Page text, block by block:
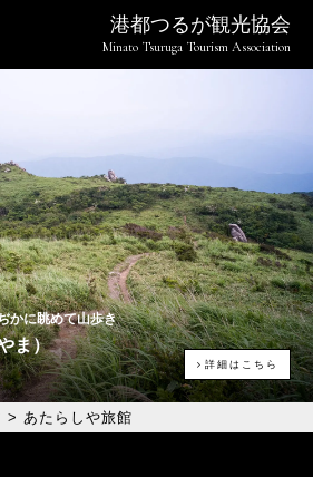
港都つるが観光協会
Minato Tsuruga Tourism Association
かに眺めて山歩き
ま）
詳細はこちら
> あたらしや旅館